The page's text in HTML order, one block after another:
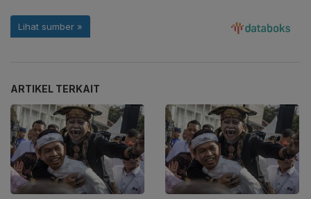
ARTIKEL TERKAIT